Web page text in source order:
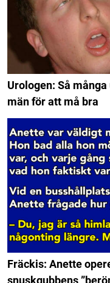
Urologen: Så
män för att må bra
Fräckis: Anette
snuskgubbens